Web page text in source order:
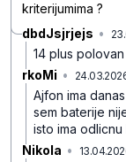
kriterijumima ?
dbdJsjrjejs •
14 plus
rkoMi •
Ajfon ima
sem baterije
isto ima
Nikola •